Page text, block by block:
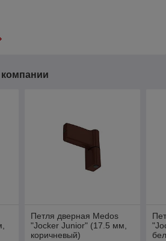
Петля дверная Medos
"Jocker Junior" (17.5 мм,
коричневый)